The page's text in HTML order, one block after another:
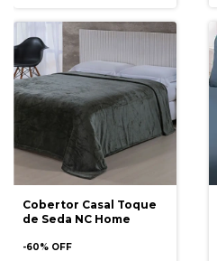
Cobertor Casal Toque
de Seda NC Home
-60% OFF